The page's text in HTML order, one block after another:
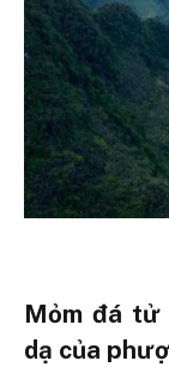
Mỏm đá tử
dạ của